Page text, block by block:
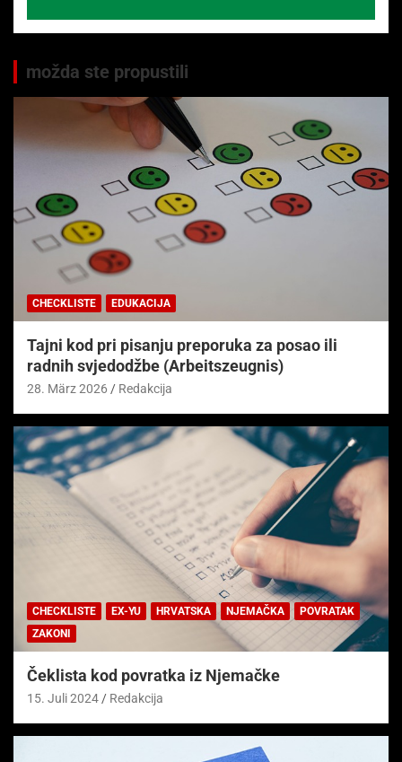
možda ste propustili
CHECKLISTE EDUKACIJA
Tajni kod pri pisanju preporuka za posao ili
radnih svjedodžbe (Arbeitszeugnis)
28. März 2026 Redakcija
CHECKLISTE EX-YU HRVATSKA NJEMAČKA
POVRATAK
ZAKONI
Čeklista kod povratka iz Njemačke
15. Juli 2024 Redakcija